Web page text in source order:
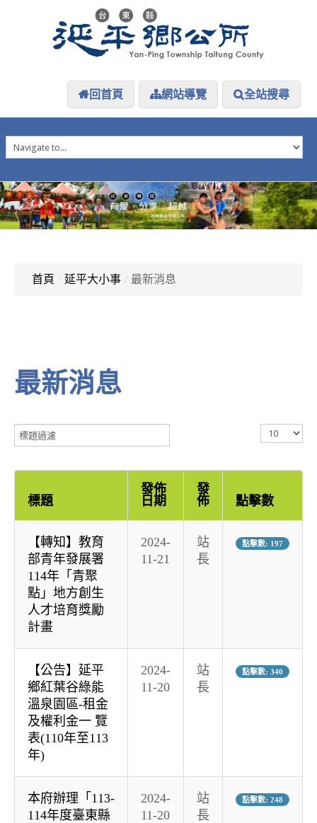
回首頁 網站導覽 全站搜尋
延平介紹
防災專區
資訊公開
探索延平
首頁 / 延平大小事 / 最新消息
最新消息
標
題
顯
示
標題
發佈
日期
發
佈
點擊數
【轉知】教育
部青年發展署
114年「青聚
點」地方創生
人才培育獎勵
計畫
2024-
11-21
站
長
點擊數: 197
【公告】延平
鄉紅葉谷綠能
溫泉園區-租金
及權利金一 覽
表(110年至113
年)
2024-
11-20
站
長
點擊數: 340
本府辦理「113-
114年度臺東縣
2024-
11-20
站
長
點擊數: 248